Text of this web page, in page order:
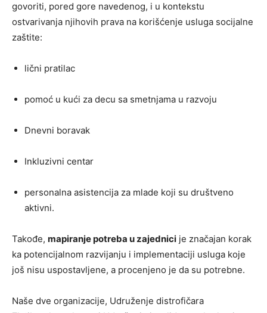
govoriti, pored gore navedenog, i u kontekstu
ostvarivanja njihovih prava na korišćenje usluga socijalne
zaštite:
lični pratilac
pomoć u kući za decu sa smetnjama u razvoju
Dnevni boravak
Inkluzivni centar
personalna asistencija za mlade koji su društveno
aktivni.
Takođe, mapiranje potreba u zajednici je značajan korak
ka potencijalnom razvijanju i implementaciji usluga koje
još nisu uspostavljene, a procenjeno je da su potrebne.
Naše dve organizacije, Udruženje distrofičara